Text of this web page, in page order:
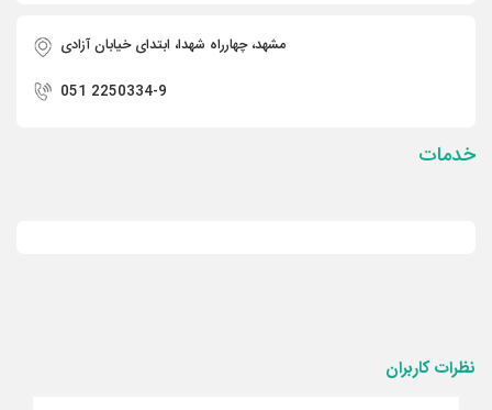
مشهد، چهارراه شهدا، ابتدای خيابان آزادی
051 2250334-9
خدمات
نظرات کاربران